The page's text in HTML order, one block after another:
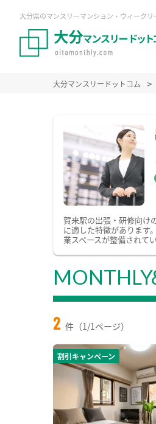
大分県のマンスリーマンション・ウィークリ
大分マンスリードットコム
賀来駅の出張・研修向け
に適した特徴があります
業スペースが整備されて
2 件（1/1ページ）
割引キャンペーン